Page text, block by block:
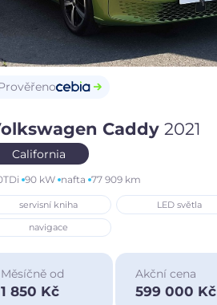
Caddy 2021
California
90 kW nafta 77 909 km
servisní kniha LED světla
navigace
Měsíčně od
1 850 Kč
Akční cena
599 000 Kč